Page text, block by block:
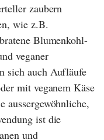
zaubern
wie z.B.
Blumenkohl-
veganer
sich auch Aufläufe
mit veganem Käse
aussergewöhnliche,
ist die
und